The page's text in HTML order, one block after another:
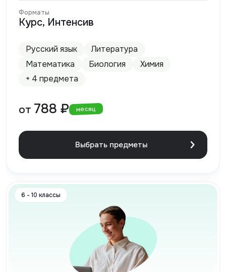
Форматы
Курс, Интенсив
Русский язык
Литература
Математика
Биология
Химия
+ 4 предмета
от 788 ₽ месяц
Выбрать предметы
6 - 10 классы